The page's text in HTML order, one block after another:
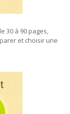
30 à 90 pages,
et choisir une